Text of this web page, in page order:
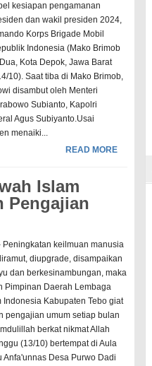
kesiapan pengamanan
dan wakil presiden 2024,
Korps Brigade Mobil
Indonesia (Mako Brimob
Kota Depok, Jawa Barat
10). Saat tiba di Mako Brimob,
disambut oleh Menteri
Subianto, Kapolri
Agus Subiyanto.Usai
menaiki...
READ MORE
Islam
Pengajian
Peningkatan keilmuan manusia
diupgrade, disampaikan
dan berkesinambungan, maka
Pimpinan Daerah Lembaga
Indonesia Kabupaten Tebo giat
pengajian umum setiap bulan
berkat nikmat Allah
(13/10) bertempat di Aula
Anfa'unnas Desa Purwo Dadi